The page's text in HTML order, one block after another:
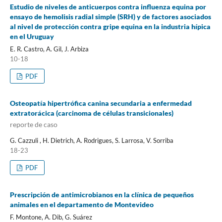
Estudio de niveles de anticuerpos contra influenza equina por
ensayo de hemolisis radial simple (SRH) y de factores asociados
al nivel de protección contra gripe equina en la industria hípica
en el Uruguay
E. R. Castro, A. Gil, J. Arbiza
10-18
PDF
Osteopatía hipertrófica canina secundaria a enfermedad
extratorácica (carcinoma de células transicionales)
reporte de caso
G. Cazzuli , H. Dietrich, A. Rodrigues, S. Larrosa, V. Sorriba
18-23
PDF
Prescripción de antimicrobianos en la clínica de pequeños
animales en el departamento de Montevideo
F. Montone, A. Dib, G. Suárez